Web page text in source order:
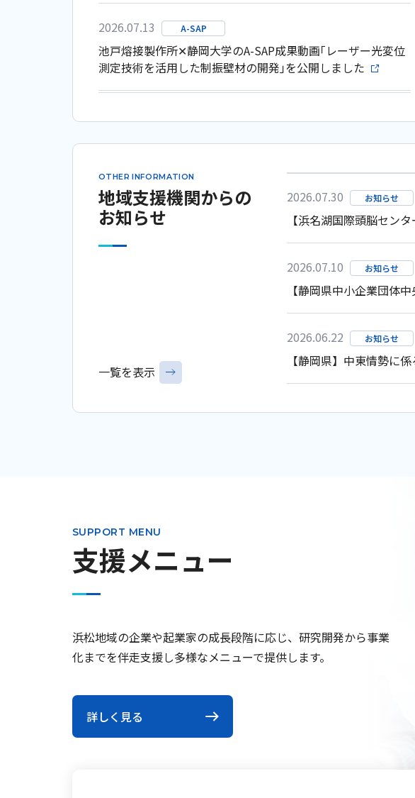
2026.07.13 A-SAP
池戸熔接製作所✕静岡大学のA-SAP成果動画｢レーザー光変位
測定技術を活用した制振壁材の開発｣を公開しました
ました
2026.06.15
【募集中】 「令和8年度 浜松市海外展開事業化可能性調査
費補助金」追加募集について（※随時受付、先着順）
【募集中】令和8年度「浜松市ものづくり販路開拓事業費補助
金」追加募集について（～R9/1/29まで）
中小企業の省エネ診断を行う国の診断機関（省エネお助け
2026.06.01
2026年6月1日「A-SAP 産学官金連携イノベーション推進事業
第31期」公募が始まりました
OTHER INFORMATION
地域支援機関からの
お知らせ
2026.07.30 お知らせ
【浜名湖国際頭脳セン
2026.07.10 お知らせ
【静岡県中小企業団体
2026.06.22 お知らせ
【静岡県】中東情勢に
一覧を表示
SUPPORT MENU
支援メニュー
浜松地域の企業や起業家の成長段階に応じ、研究開発から事業
化までを伴走支援し多様なメニューで提供します。
詳しく見る